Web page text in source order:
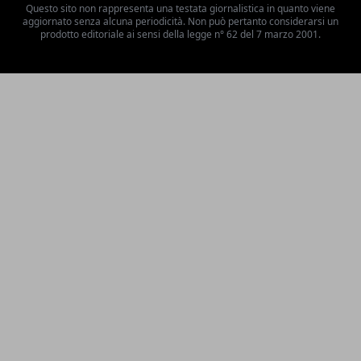
Questo sito non rappresenta una testata giornalistica in quanto viene
aggiornato senza alcuna periodicità. Non può pertanto considerarsi un
prodotto editoriale ai sensi della legge n° 62 del 7 marzo 2001.